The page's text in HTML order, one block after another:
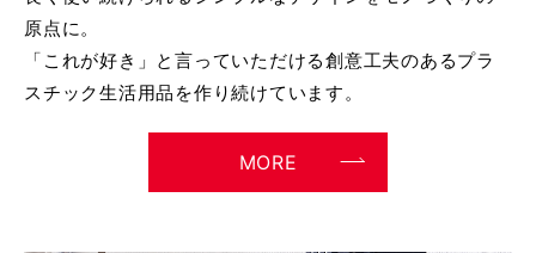
原点に。
「これが好き」と言っていただける創意工夫のあるプラ
スチック生活用品を作り続けています。
MORE